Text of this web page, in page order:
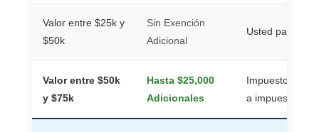
Valor entre $25k y
$50k
Sin Exención
Adicional
Usted paga
Valor entre $50k
y $75k
Hasta $25,000
Adicionales
Impuestos del
a impuestos